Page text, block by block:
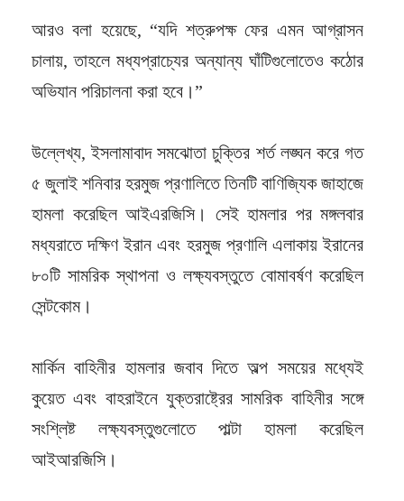
আরও বলা হয়েছে, “যদি শত্রুপক্ষ ফের এমন আগ্রাসন
চালায়, তাহলে মধ্যপ্রাচ্যের অন্যান্য ঘাঁটিগুলোতেও কঠোর
অভিযান পরিচালনা করা হবে।”
উল্লেখ্য, ইসলামাবাদ সমঝোতা চুক্তির শর্ত লঙ্ঘন করে গত
৫ জুলাই শনিবার হরমুজ প্রণালিতে তিনটি বাণিজ্যিক জাহাজে
হামলা করেছিল আইএরজিসি। সেই হামলার পর মঙ্গলবার
মধ্যরাতে দক্ষিণ ইরান এবং হরমুজ প্রণালি এলাকায় ইরানের
৮০টি সামরিক স্থাপনা ও লক্ষ্যবস্তুতে বোমাবর্ষণ করেছিল
সেন্টকোম।
মার্কিন বাহিনীর হামলার জবাব দিতে অল্প সময়ের মধ্যেই
কুয়েত এবং বাহরাইনে যুক্তরাষ্ট্রের সামরিক বাহিনীর সঙ্গে
সংশ্লিষ্ট লক্ষ্যবস্তুগুলোতে পাল্টা হামলা করেছিল
আইআরজিসি।